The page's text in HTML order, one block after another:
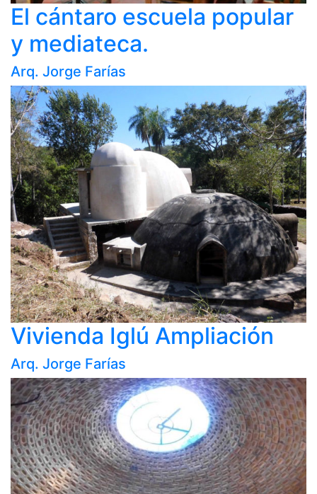
El cántaro escuela popular
y mediateca.
Arq. Jorge Farías
Vivienda Iglú Ampliación
Arq. Jorge Farías